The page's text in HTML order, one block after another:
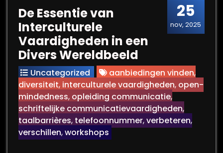
25
nov, 2025
De Essentie van
Interculturele
Vaardigheden in een
Divers Wereldbeeld
Uncategorized aanbiedingen vinden,
diversiteit, interculturele vaardigheden, open-
mindedness, opleiding communicatie,
schriftelijke communicatievaardigheden,
taalbarrières, telefoonnummer,verbeteren,
verschillen,workshops